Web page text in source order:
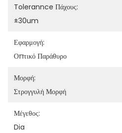
Tolerannce Πάχους:
±30um
Εφαρμογή:
Οπτικό Παράθυρο
Μορφή:
Στρογγυλή Μορφή
Μέγεθος:
Dia